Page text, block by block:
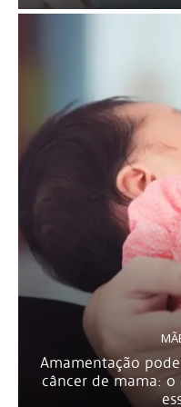
Amamentação
câncer de mama: o